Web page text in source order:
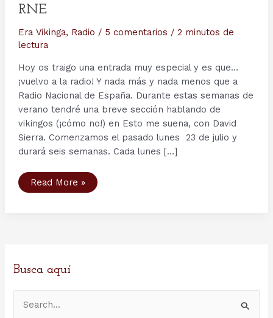
RNE
Era Vikinga, Radio / 5 comentarios / 2 minutos de
lectura
Hoy os traigo una entrada muy especial y es que…
¡vuelvo a la radio! Y nada más y nada menos que a
Radio Nacional de España. Durante estas semanas de
verano tendré una breve sección hablando de
vikingos (¡cómo no!) en Esto me suena, con David
Sierra. Comenzamos el pasado lunes 23 de julio y
durará seis semanas. Cada lunes […]
The
Valkyrie's
Read More »
Busca aquí